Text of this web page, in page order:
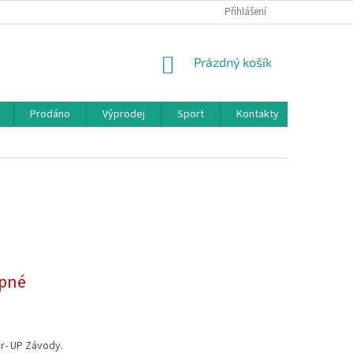
Přihlášení
NÁKUPNÍ
Prázdný košík
Prodáno Výprodej Sport
Kontakty
UP Závody.